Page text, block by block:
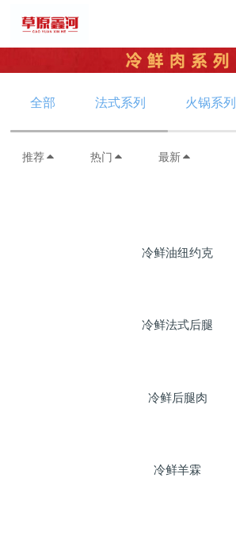
全部 法式系列 火锅系列
推荐 热门 最新
冷鲜油纽约克
冷鲜法式后腿
冷鲜后腿肉
冷鲜羊霖